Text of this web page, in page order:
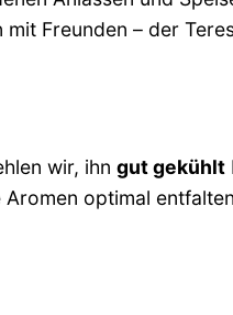
Freunden – der
wir, ihn gut gekühlt
optimal